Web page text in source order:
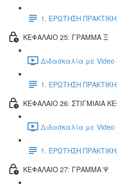
1. ΕΡΩΤΗΣΗ
ΚΕΦΑΛΑΙΟ 25: ΓΡΑΜΜΑ Ξ
Διδασκαλία με Video
1. ΕΡΩΤΗΣΗ
ΚΕΦΑΛΑΙΟ 26: ΣΤΙΓΜΙΑΙΑ
Διδασκαλία με Video
1. ΕΡΩΤΗΣΗ
ΚΕΦΑΛΑΙΟ 27: ΓΡΑΜΜΑ Ψ